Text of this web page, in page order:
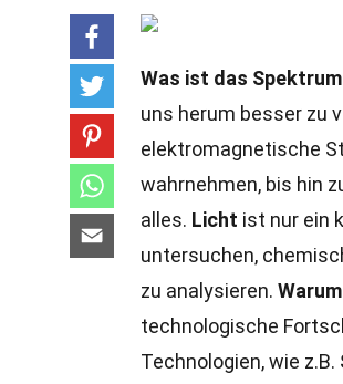
Was ist das
uns herum besser zu
elektromagnetische
wahrnehmen, bis hin
alles. Licht ist nur ein
untersuchen,
zu analysieren.
technologische
Technologien, wie z.B.